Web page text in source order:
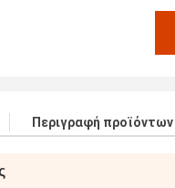
Περιγραφή προϊόντων